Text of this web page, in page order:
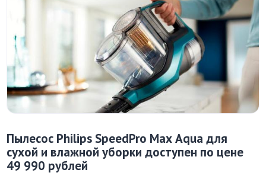
Пылесос Philips SpeedPro Max Aqua для
сухой и влажной уборки доступен по цене
49 990 рублей